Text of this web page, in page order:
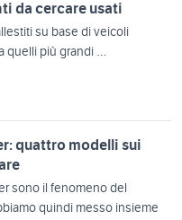
da cercare usati
su base di veicoli
quelli più grandi …
quattro modelli sui
sono il fenomeno del
quindi messo insieme